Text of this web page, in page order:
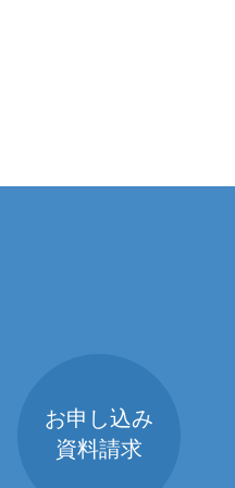
お申し込み
資料請求